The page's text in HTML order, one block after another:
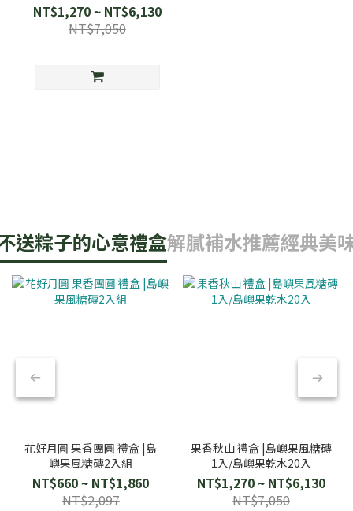
NT$1,270 ~ NT$6,130
NT$7,050
送粽子的心意禮盒解膩補水推薦經典美
花好月圓 果香團圓 禮盒 |島
嶼果風糖磚2入組
NT$660 ~ NT$1,860
NT$2,097
果香秋山 禮盒 |島嶼果風糖磚
1入/島嶼果乾水20入
NT$1,270 ~ NT$6,130
NT$7,050